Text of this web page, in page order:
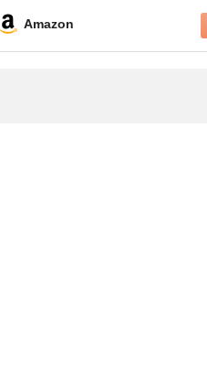
tous les types
Amazon